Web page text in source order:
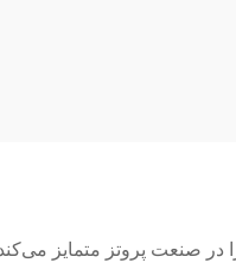
در صنعت پروتز متمایز